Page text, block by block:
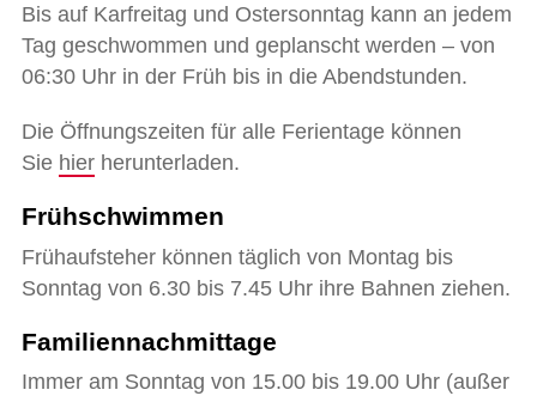
Bis auf Karfreitag und Ostersonntag kann an jedem
Tag geschwommen und geplanscht werden – von
06:30 Uhr in der Früh bis in die Abendstunden.
Die Öffnungszeiten für alle Ferientage können
Sie hierherunterladen.
Frühschwimmen
Frühaufsteher können täglich von Montag bis
Sonntag von 6.30 bis 7.45 Uhr ihre Bahnen ziehen.
Familiennachmittage
Immer am Sonntag von 15.00 bis 19.00 Uhr (außer